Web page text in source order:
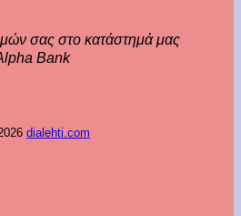
σας στο κατάστημά μας
Bank
dialehti.com